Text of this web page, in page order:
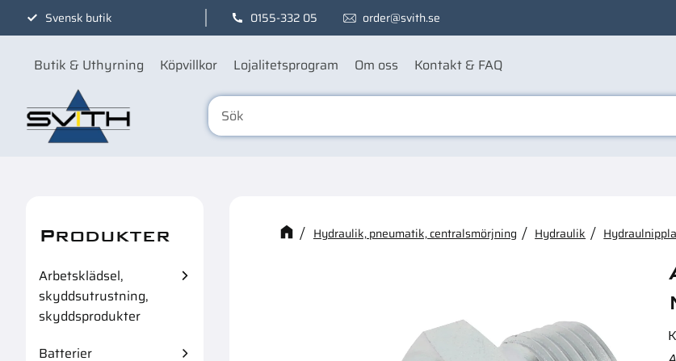
Svensk butik 0155-332 05 order@svith.se
Butik & Uthyrning Köpvillkor Lojalitetsprogram Om oss Kontakt & FAQ
Kanske någon av dessa
Hydraulik, pneumatik, centralsmörjning Hydraulik
Produkter
Arbetsklädsel,
skyddsutrustning,
skyddsprodukter
Batterier